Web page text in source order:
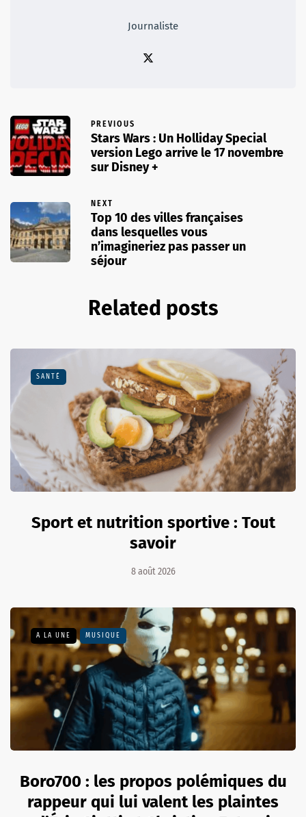
Journaliste
PREVIOUS
Stars Wars : Un Holliday Special
version Lego arrive le 17 novembre
sur Disney +
NEXT
Top 10 des villes françaises
dans lesquelles vous
n’imagineriez pas passer un
séjour
Related posts
SANTÉ
Sport et nutrition sportive : Tout
savoir
8 août 2026
A LA UNE MUSIQUE
Boro700 : les propos polémiques du
rappeur qui lui valent les plaintes